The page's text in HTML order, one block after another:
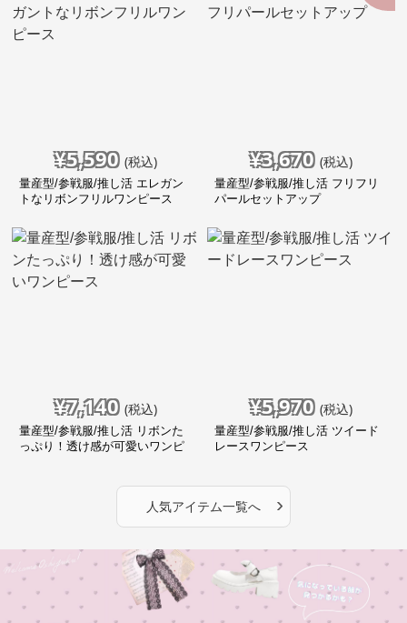
¥5,590 (税込)
量産型/参戦服/推し活 エレガン
トなリボンフリルワンピース
¥3,670 (税込)
量産型/参戦服/推し活 フリフリ
パールセットアップ
¥7,140 (税込)
量産型/参戦服/推し活 リボンた
っぷり！透け感が可愛いワンピ
¥5,970 (税込)
量産型/参戦服/推し活 ツイード
レースワンピース
人気アイテム一覧へ ›